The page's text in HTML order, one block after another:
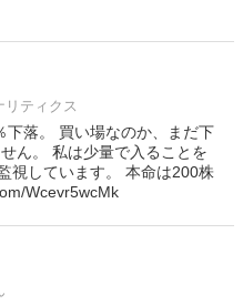
リティクス
下落。 買い場なのか、まだ下
ん。 私は少量で入ることを
視しています。 本命は200株
Wcevr5wcMk